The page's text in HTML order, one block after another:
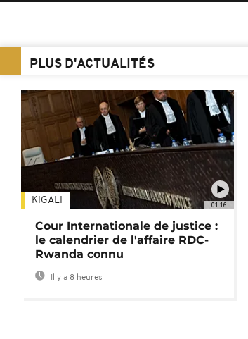
PLUS D'ACTUALITÉS
01:16
KIGALI
Cour Internationale de justice :
le calendrier de l'affaire RDC-
Rwanda connu
Il y a 8 heures